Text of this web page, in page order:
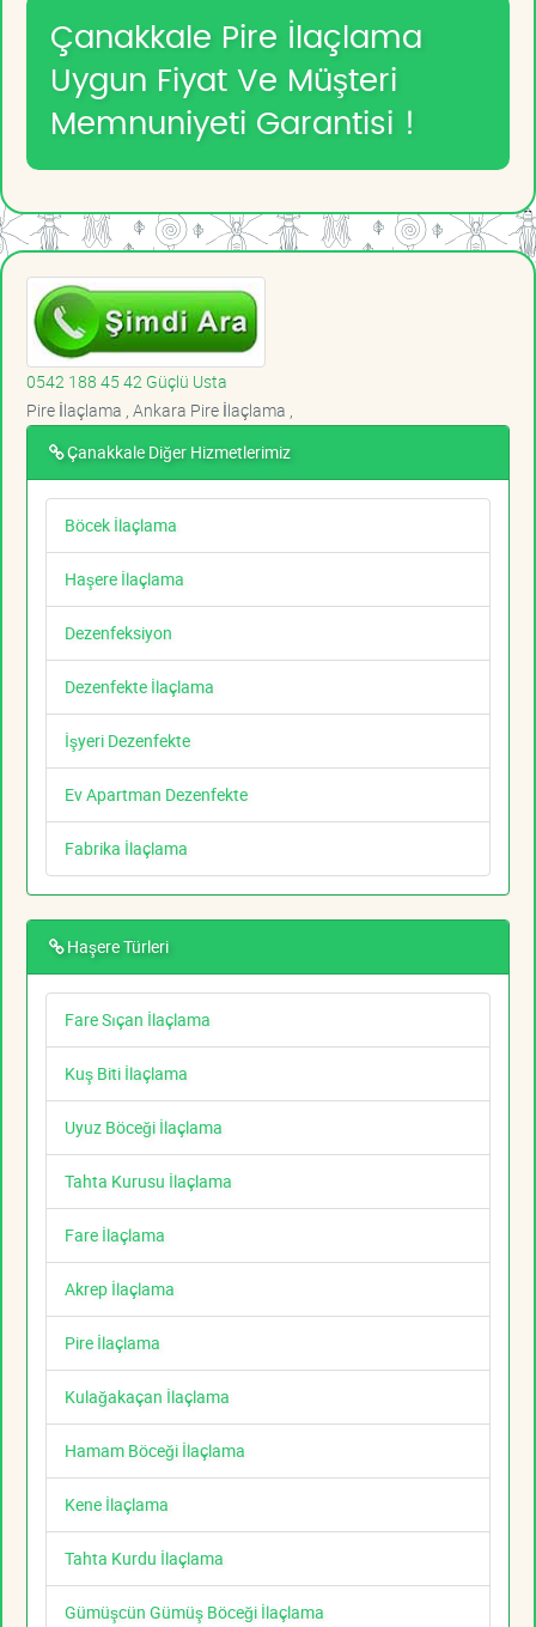
Çanakkale Pire İlaçlama
Uygun Fiyat Ve Müşteri
Memnuniyeti Garantisi !
0542 188 45 42 Güçlü Usta
Pire İlaçlama , Ankara Pire İlaçlama ,
Çanakkale Diğer Hizmetlerimiz
Böcek İlaçlama
Haşere İlaçlama
Dezenfeksiyon
Dezenfekte İlaçlama
İşyeri Dezenfekte
Ev Apartman Dezenfekte
Fabrika İlaçlama
Haşere Türleri
Fare Sıçan İlaçlama
Kuş Biti İlaçlama
Uyuz Böceği İlaçlama
Tahta Kurusu İlaçlama
Fare İlaçlama
Akrep İlaçlama
Pire İlaçlama
Kulağakaçan İlaçlama
Hamam Böceği İlaçlama
Kene İlaçlama
Tahta Kurdu İlaçlama
Gümüşcün Gümüş Böceği İlaçlama